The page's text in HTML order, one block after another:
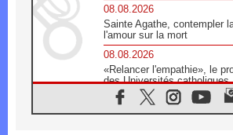
08.08.2026
Sainte Agathe, contempler
l'amour sur la mort
08.08.2026
«Relancer l'empathie», le
des Universités catholiques
08.08.2026
Signis 2026, donner la